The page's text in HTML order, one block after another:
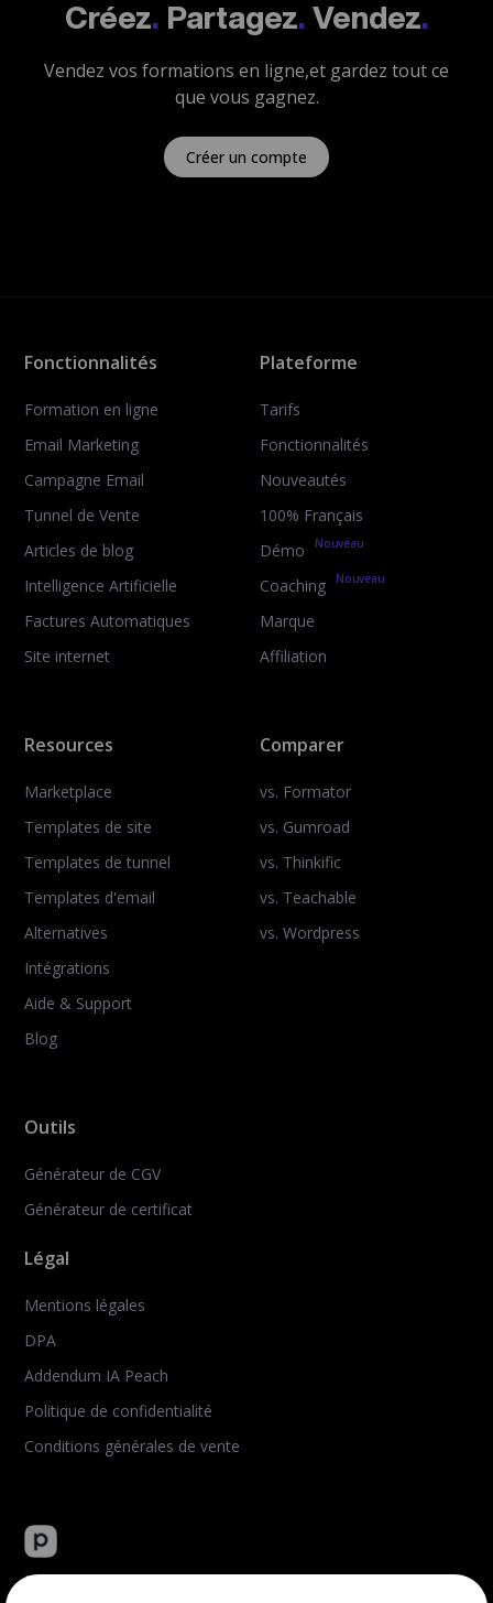
Créez. Partagez. Vendez.
Vendez vos formations en ligne,et gardez tout ce
que vous gagnez.
Créer un compte
Fonctionnalités
Formation en ligne
Email Marketing
Campagne Email
Tunnel de Vente
Articles de blog
Intelligence Artificielle
Factures Automatiques
Site internet
Plateforme
Tarifs
Fonctionnalités
Nouveautés
100% Français
Démo
Nouveau
Coaching Nouveau
Marque
Affiliation
Resources
Marketplace
Templates de site
Templates de tunnel
Templates d'email
Alternatives
Intégrations
Aide & Support
Blog
Comparer
vs. Formator
vs. Gumroad
vs. Thinkific
vs. Teachable
vs. Wordpress
Outils
Générateur de CGV
Générateur de certificat
Légal
Mentions légales
DPA
Addendum IA Peach
Politique de confidentialité
Conditions générales de vente
Peachie : plateforme tout-en-un de vente de formation en